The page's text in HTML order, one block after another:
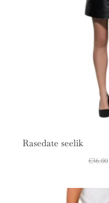
Rasedate seelik
€36.00